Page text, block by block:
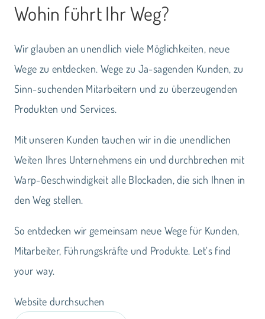
Wohin führt Ihr Weg?
Wir glauben an unendlich viele Möglichkeiten, neue
Wege zu entdecken. Wege zu Ja-sagenden Kunden, zu
Sinn-suchenden Mitarbeitern und zu überzeugenden
Produkten und Services.
Mit unseren Kunden tauchen wir in die unendlichen
Weiten Ihres Unternehmens ein und durchbrechen mit
Warp-Geschwindigkeit alle Blockaden, die sich Ihnen in
den Weg stellen.
So entdecken wir gemeinsam neue Wege für Kunden,
Mitarbeiter, Führungskräfte und Produkte. Let‘s find
your way.
Website durchsuchen